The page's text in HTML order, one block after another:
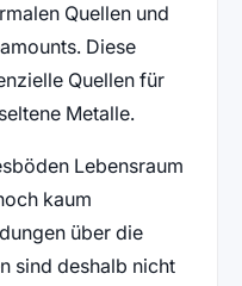
Quellen und
Diese
Quellen für
Metalle.
Lebensraum
kaum
über die
sind deshalb nicht